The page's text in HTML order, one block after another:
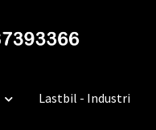
Lastbil - Industri